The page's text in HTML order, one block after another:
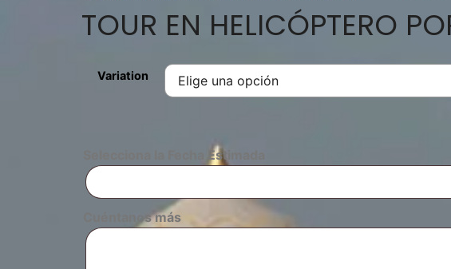
TOUR EN HELICÓPTERO
Variation
Selecciona la Fecha Estimada
Cuéntanos más